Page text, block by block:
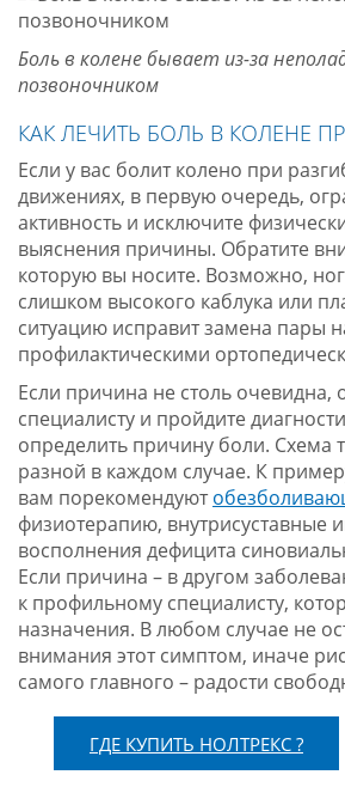
Боль в колене бывает из-за
позвоночником
КАК ЛЕЧИТЬ БОЛЬ В КОЛЕНЕ
Если у вас болит колено при
движениях, в первую очередь,
активность и исключите
выяснения причины. Обратите
которую вы носите. Возможно,
слишком высокого каблука или
ситуацию исправит замена пары
профилактическими
Если причина не столь очевидна,
специалисту и пройдите
определить причину боли. Схема
разной в каждом случае. К
вам порекомендуют
физиотерапию, внутрисуставные
восполнения дефицита
Если причина – в другом
к профильному специалисту,
назначения. В любом случае не
внимания этот симптом, иначе
самого главного – радости
ГДЕ КУПИТЬ НОЛТРЕКС ?